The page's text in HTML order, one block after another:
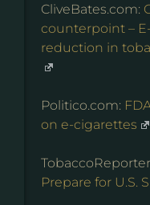
CliveBates.com:
counterpoint –
reduction in
Politico.com:
on e-cigarettes
Prepare for U.S.